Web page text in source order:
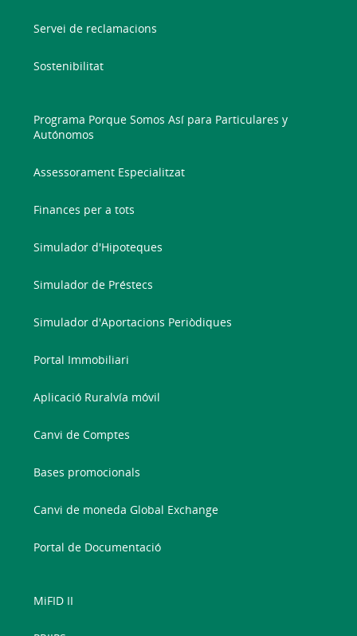
Servei de reclamacions
Sostenibilitat
Programa Porque Somos Así para Particulares y
Autónomos
Assessorament Especialitzat
Finances per a tots
Simulador d'Hipoteques
Simulador de Préstecs
Simulador d'Aportacions Periòdiques
Portal Immobiliari
Aplicació Ruralvía móvil
Canvi de Comptes
Bases promocionals
Canvi de moneda Global Exchange
Portal de Documentació
MiFID II